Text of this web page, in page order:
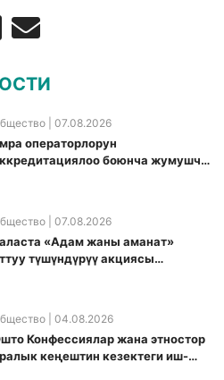
| 07.08.2026
операторлорун
боюнча жумушчу
| 07.08.2026
«Адам жаны аманат»
түшүндүрүү акциясы
| 04.08.2026
Конфессиялар жана этностор
кеңештин кезектеги иш-